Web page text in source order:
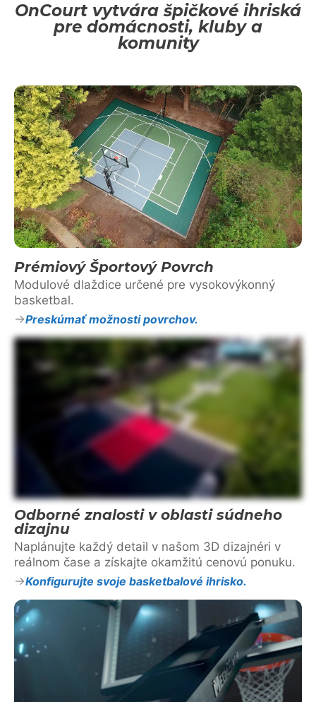
OnCourt vytvára špičkové ihriská
pre domácnosti, kluby a
komunity
Prémiový Športový Povrch
Modulové dlaždice určené pre vysokovýkonný
basketbal.
Preskúmať možnosti povrchov.
Odborné znalosti v oblasti súdneho
dizajnu
Naplánujte každý detail v našom 3D dizajnéri v
reálnom čase a získajte okamžitú cenovú ponuku.
Konfigurujte svoje basketbalové ihrisko.